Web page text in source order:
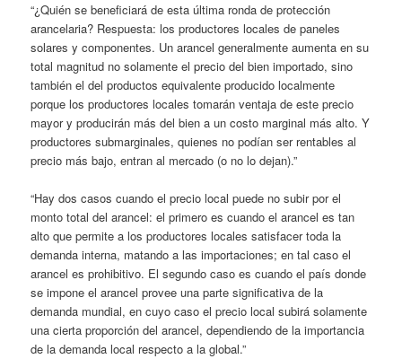
“¿Quién se beneficiará de esta última ronda de protección
arancelaria? Respuesta: los productores locales de paneles
solares y componentes. Un arancel generalmente aumenta en su
total magnitud no solamente el precio del bien importado, sino
también el del productos equivalente producido localmente
porque los productores locales tomarán ventaja de este precio
mayor y producirán más del bien a un costo marginal más alto. Y
productores submarginales, quienes no podían ser rentables al
precio más bajo, entran al mercado (o no lo dejan).”
“Hay dos casos cuando el precio local puede no subir por el
monto total del arancel: el primero es cuando el arancel es tan
alto que permite a los productores locales satisfacer toda la
demanda interna, matando a las importaciones; en tal caso el
arancel es prohibitivo. El segundo caso es cuando el país donde
se impone el arancel provee una parte significativa de la
demanda mundial, en cuyo caso el precio local subirá solamente
una cierta proporción del arancel, dependiendo de la importancia
de la demanda local respecto a la global.”